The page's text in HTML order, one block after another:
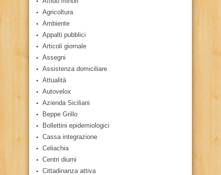
Agricoltura
Ambiente
Appalti pubblici
Articoli giornale
Assegni
Assistenza domiciliare
Attualità
Autovelox
Azienda Siciliani
Beppe Grillo
Bollettini epidemiologici
Cassa integrazione
Celiachia
Centri diurni
Cittadinanza attiva